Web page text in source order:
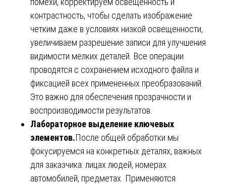
контрастность, чтобы сделать изображение
четким даже в условиях низкой освещенности,
увеличиваем разрешение записи для улучшения
видимости мелких деталей. Все операции
проводятся с сохранением исходного файла и
фиксацией всех примененных преобразований.
Это важно для обеспечения прозрачности и
воспроизводимости результатов.
Лабораторное выделение ключевых
элементов.После общей обработки мы
фокусируемся на конкретных деталях, важных
для заказчика: лицах людей, номерах
автомобилей, предметах. Применяются